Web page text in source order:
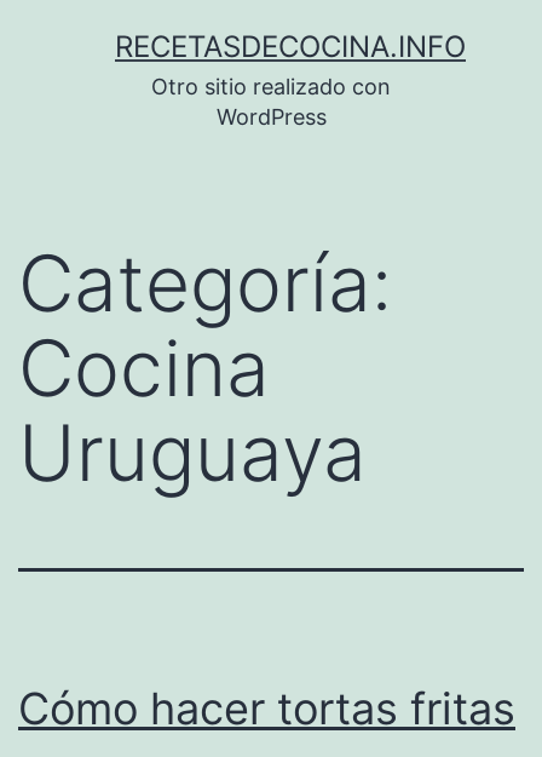
RECETASDECOCINA.INFO
Otro sitio realizado con
WordPress
Categoría:
Cocina
Uruguaya
Cómo hacer tortas fritas